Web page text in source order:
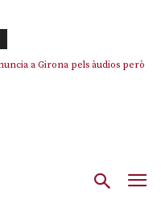
a Girona pels àudios però